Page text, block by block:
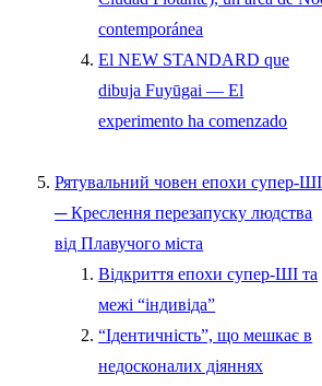
contemporánea
El NEW STANDARD que
dibuja Fuyūgai — El
experimento ha comenzado
Рятувальний човен епохи супер-ШІ
─ Креслення перезапуску людства
від Плавучого міста
Відкриття епохи супер-ШІ та
межі “індивіда”
“Ідентичність”, що мешкає в
недосконалих діяннях